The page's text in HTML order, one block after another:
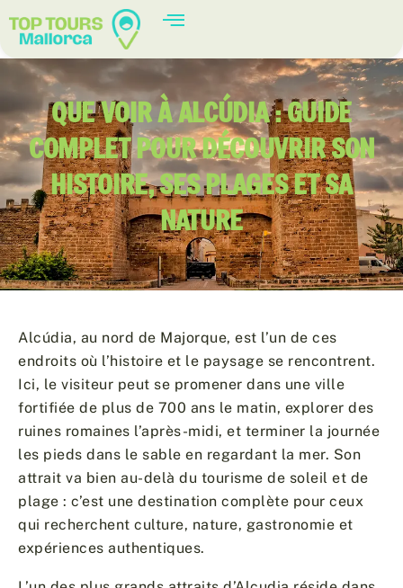
QUE VOIR À ALCÚDIA : GUIDE
COMPLET POUR DÉCOUVRIR SON
HISTOIRE, SES PLAGES ET SA
NATURE
Alcúdia, au nord de Majorque, est l’un de ces
endroits où l’histoire et le paysage se rencontrent.
Ici, le visiteur peut se promener dans une ville
fortifiée de plus de 700 ans le matin, explorer des
ruines romaines l’après-midi, et terminer la journée
les pieds dans le sable en regardant la mer. Son
attrait va bien au-delà du tourisme de soleil et de
plage : c’est une destination complète pour ceux
qui recherchent culture, nature, gastronomie et
expériences authentiques.